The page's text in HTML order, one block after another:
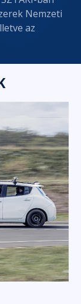
Nemzeti
az